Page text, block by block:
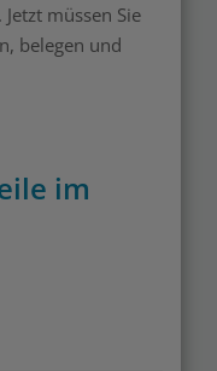
müssen Sie
belegen und
im